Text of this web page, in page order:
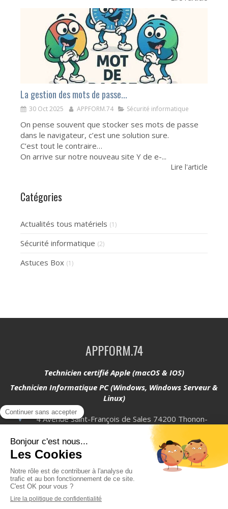
La gestion des mots de passe...
30 Oct 2025 APPFORM.74 Sécurité informatique
On pense souvent que stocker ses mots de passe
dans le navigateur, c’est une solution sure.
C’est tout le contraire…
On arrive sur notre nouveau site Y de e-...
Lire l'article
Catégories
Actualités tous matériels (1)
Sécurité informatique (2)
Astuces Box (1)
APPFORM.74
Technicien certifié Apple (macOS & IOS)
Technicien Informatique PC (Windows, Windows Serveur &
Linux)
4 Avenue Saint-François de Sales 74200 Thonon-
Afficher le téléphone
Plan du site
Mentions légales